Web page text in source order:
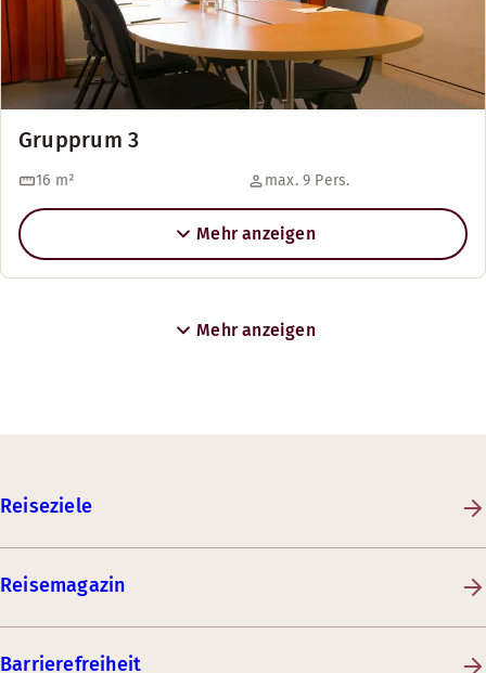
Grupprum 3
16 m² max. 9 Pers.
Mehr anzeigen
Mehr anzeigen
Reiseziele
Reisemagazin
Barrierefreiheit